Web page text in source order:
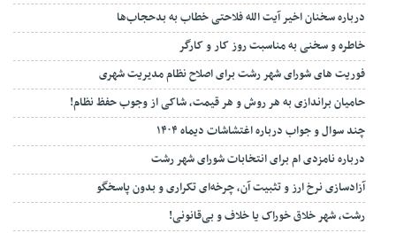
درباره سخنان اخیر آیت الله فلاحتی خطاب به بدحجاب‌ها
خاطره و سخنی به مناسبت روز کار و کارگر
فوریت های شورای شهر رشت برای اصلاح نظام مدیریت شهری
حامیان براندازی به هر روش و هر قیمت، شاکی از وجوب حفظ نظام!
چند سوال و جواب درباره اغتشاشات دیماه ۱۴۰۴
درباره نامزدی ام برای انتخابات شورای شهر رشت
آزادسازی نرخ ارز و تثبیت آن، چرخه‌ای تکراری و بدون پاسخگو
رشت، شهر خلاق خوراک یا خلاف و بی‌قانونی!